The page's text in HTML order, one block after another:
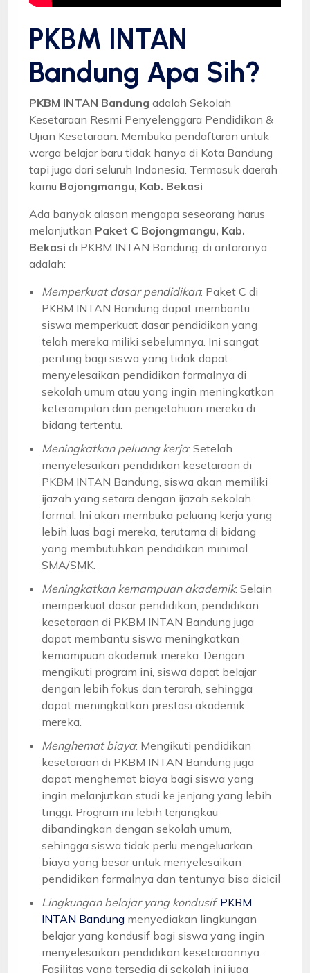
PKBM INTAN
Bandung Apa Sih?
PKBM INTAN Bandung adalah Sekolah
Kesetaraan Resmi Penyelenggara Pendidikan &
Ujian Kesetaraan. Membuka pendaftaran untuk
warga belajar baru tidak hanya di Kota Bandung
tapi juga dari seluruh Indonesia. Termasuk daerah
kamu Bojongmangu, Kab. Bekasi
Ada banyak alasan mengapa seseorang harus
melanjutkan Paket C Bojongmangu, Kab.
Bekasi di PKBM INTAN Bandung, di antaranya
adalah:
Memperkuat dasar pendidikan: Paket C di
PKBM INTAN Bandung dapat membantu
siswa memperkuat dasar pendidikan yang
telah mereka miliki sebelumnya. Ini sangat
penting bagi siswa yang tidak dapat
menyelesaikan pendidikan formalnya di
sekolah umum atau yang ingin meningkatkan
keterampilan dan pengetahuan mereka di
bidang tertentu.
Meningkatkan peluang kerja: Setelah
menyelesaikan pendidikan kesetaraan di
PKBM INTAN Bandung, siswa akan memiliki
ijazah yang setara dengan ijazah sekolah
formal. Ini akan membuka peluang kerja yang
lebih luas bagi mereka, terutama di bidang
yang membutuhkan pendidikan minimal
SMA/SMK.
Meningkatkan kemampuan akademik: Selain
memperkuat dasar pendidikan, pendidikan
kesetaraan di PKBM INTAN Bandung juga
dapat membantu siswa meningkatkan
kemampuan akademik mereka. Dengan
mengikuti program ini, siswa dapat belajar
dengan lebih fokus dan terarah, sehingga
dapat meningkatkan prestasi akademik
mereka.
Menghemat biaya: Mengikuti pendidikan
kesetaraan di PKBM INTAN Bandung juga
dapat menghemat biaya bagi siswa yang
ingin melanjutkan studi ke jenjang yang lebih
tinggi. Program ini lebih terjangkau
dibandingkan dengan sekolah umum,
sehingga siswa tidak perlu mengeluarkan
biaya yang besar untuk menyelesaikan
pendidikan formalnya dan tentunya bisa dicicil
Lingkungan belajar yang kondusif: PKBM
INTAN Bandung menyediakan lingkungan
belajar yang kondusif bagi siswa yang ingin
menyelesaikan pendidikan kesetaraannya.
Fasilitas yang tersedia di sekolah ini juga